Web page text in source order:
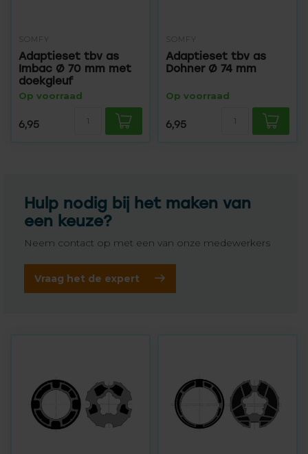
SOMFY
Adaptieset tbv as
Imbac Ø 70 mm met
doekgleuf
Op voorraad
6,95
SOMFY
Adaptieset tbv as
Dohner Ø 74 mm
Op voorraad
6,95
Hulp nodig bij het maken van
een keuze?
Neem contact op met een van onze medewerkers
Vraag het de expert